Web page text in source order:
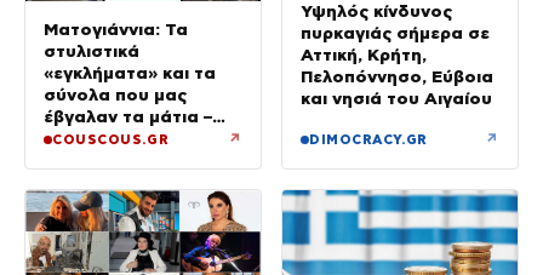
Ματογιάννια: Τα
στυλιστικά
«εγκλήματα» και τα
σύνολα που μας
έβγαλαν τα μάτια –
Μόνο τρεις πήραν 10
COUSCOUS.GR ↗
Υψηλός κίνδυνος
πυρκαγιάς σήμερα σε
Αττική, Κρήτη,
Πελοπόννησο, Εύβοια
και νησιά του Αιγαίου
DIMOCRACY.GR ↗